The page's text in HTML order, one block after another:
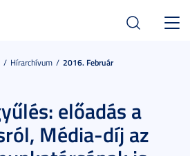
Hírarchívum 2016. Február
előadás a
Média-díj az